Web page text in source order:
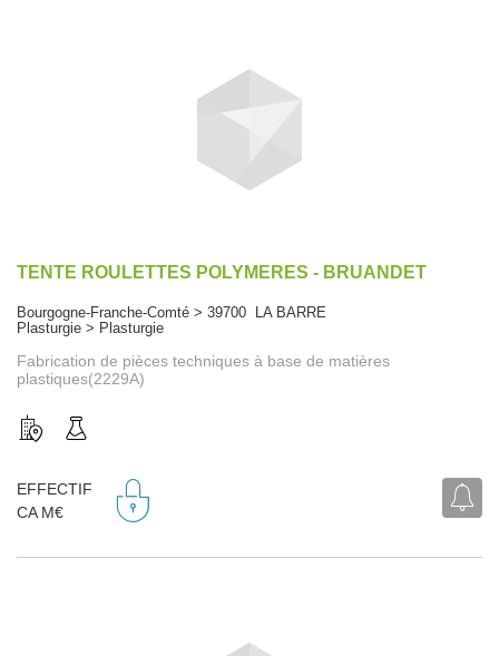
TENTE ROULETTES POLYMERES - BRUANDET
Bourgogne-Franche-Comté > 39700 LA BARRE
Plasturgie > Plasturgie
Fabrication de pièces techniques à base de matières
plastiques(2229A)
EFFECTIF
CA M€